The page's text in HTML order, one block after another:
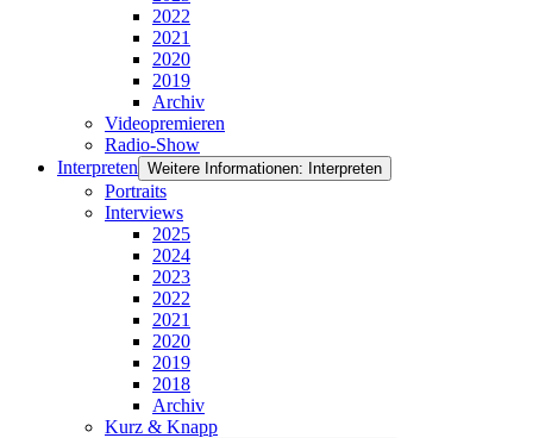
2022
2021
2020
2019
Archiv
Videopremieren
Radio-Show
Interpreten Weitere Informationen: Interpreten
Portraits
Interviews
2025
2024
2023
2022
2021
2020
2019
2018
Archiv
Kurz & Knapp